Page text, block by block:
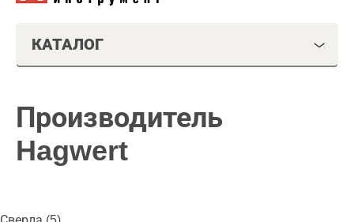
КАТАЛОГ
Производитель
Hagwert